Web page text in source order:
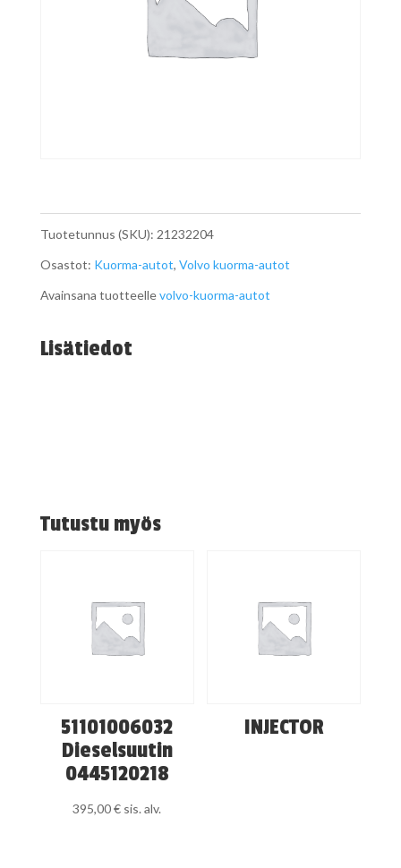
Tuotetunnus (SKU): 21232204
Osastot: Kuorma-autot, Volvo kuorma-autot
Avainsana tuotteellevolvo-kuorma-autot
Lisätiedot
Tutustu myös
51101006032
Dieselsuutin
0445120218
395,00€ sis. alv.
INJECTOR